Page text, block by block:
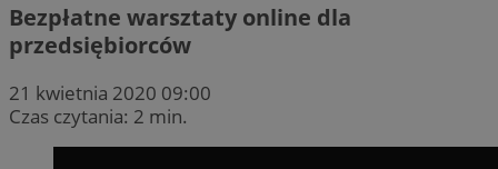
Bezpłatne warsztaty online dla
przedsiębiorców
21 kwietnia 2020 09:00
Czas czytania: 2 min.